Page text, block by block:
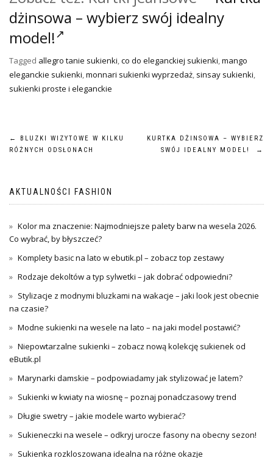
dżinsowa – wybierz swój idealny
model!
Tagged allegro tanie sukienki,co do eleganckiej sukienki,mango
eleganckie sukienki,monnari sukienki wyprzedaż, sinsay sukienki,
sukienki proste i eleganckie
Nawigacja
←
BLUZKI WIZYTOWE W KILKU
RÓŻNYCH ODSŁONACH
KURTKA DŻINSOWA – WYBIERZ
SWÓJ IDEALNY MODEL!
→
AKTUALNOŚCI FASHION
Kolor ma znaczenie: Najmodniejsze palety barw na wesela 2026.
Co wybrać, by błyszczeć?
Komplety basic na lato w ebutik.pl – zobacz top zestawy
Rodzaje dekoltów a typ sylwetki – jak dobrać odpowiedni?
Stylizacje z modnymi bluzkami na wakacje – jaki look jest obecnie
na czasie?
Modne sukienki na wesele na lato – na jaki model postawić?
Niepowtarzalne sukienki – zobacz nową kolekcję sukienek od
eButik.pl
Marynarki damskie – podpowiadamy jak stylizować je latem?
Sukienki w kwiaty na wiosnę – poznaj ponadczasowy trend
Długie swetry – jakie modele warto wybierać?
Sukieneczki na wesele – odkryj urocze fasony na obecny sezon!
Sukienka rozkloszowana idealna na różne okazje